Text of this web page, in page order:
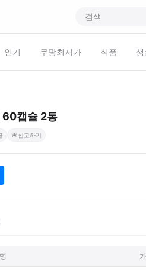
인기 쿠팡최저가 식품 생
60캡슐 2통
🚨신고하기